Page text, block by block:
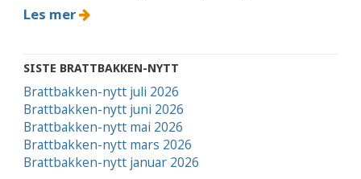
Les mer
SISTE BRATTBAKKEN-NYTT
Brattbakken-nytt juli 2026
Brattbakken-nytt juni 2026
Brattbakken-nytt mai 2026
Brattbakken-nytt mars 2026
Brattbakken-nytt januar 2026